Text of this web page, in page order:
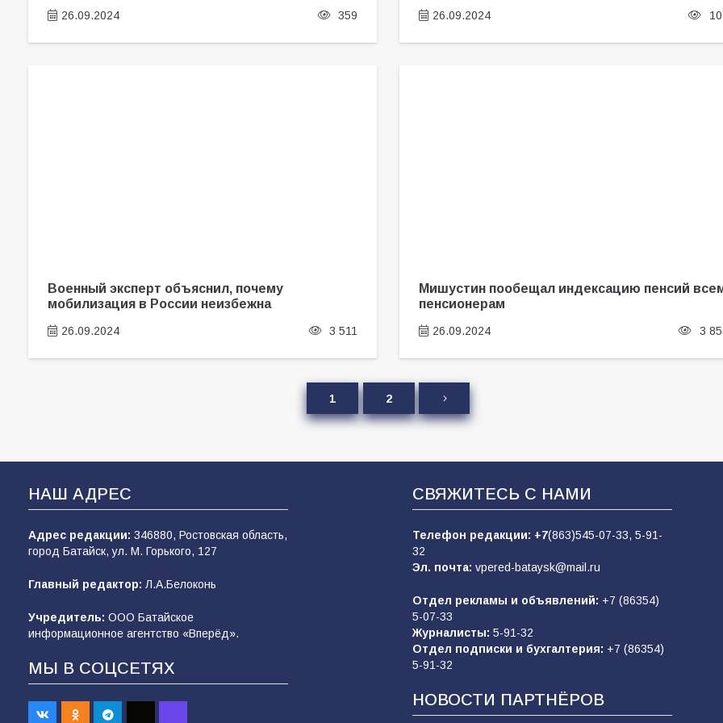
26.09.2024 359 26.09.2024
Военный эксперт объяснил, почему
мобилизация в России неизбежна
26.09.2024 3 511
Мишустин пообещал индексацию пенсий
пенсионерам
26.09.2024 3
1 2
НАШ АДРЕС
Адрес редакции: 346880, Ростовская область,
город Батайск, ул. М. Горького, 127
Главный редактор: Л.А.Белоконь
Учредитель: ООО Батайское
информационное агентство «Вперёд».
МЫ В СОЦСЕТЯХ
СВЯЖИТЕСЬ С НАМИ
Телефон редакции: +7(863)545-07-33, 5-91-
32
Эл. почта: vpered-bataysk@mail.ru
Отдел рекламы и объявлений: +7 (86354)
5-07-33
Журналисты: 5-91-32
Отдел подписки и бухгалтерия: +7 (86354)
5-91-32
НОВОСТИ ПАРТНЁРОВ